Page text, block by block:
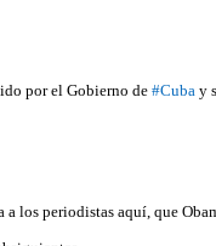
por el Gobierno de #Cuba y
los periodistas aquí, que